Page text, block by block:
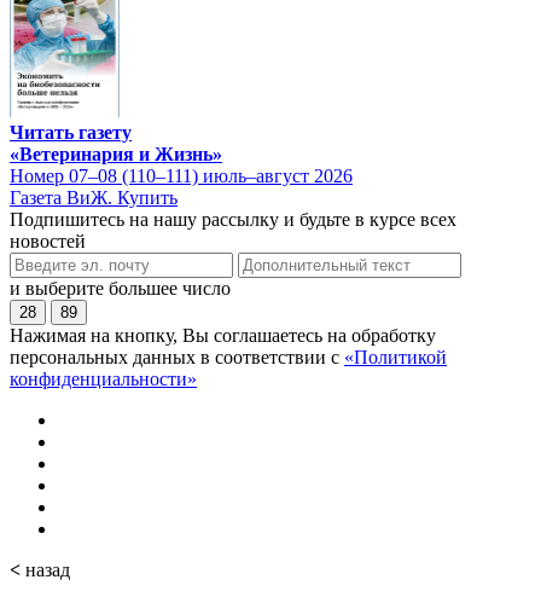
Читать газету
«Ветеринария и Жизнь»
Номер 07–08 (110–111) июль–август 2026
Газета ВиЖ. Купить
Подпишитесь на нашу рассылку и будьте в курсе всех
новостей
и выберите большее число
28 89
Нажимая на кнопку, Вы соглашаетесь на обработку
персональных данных в соответствии с «Политикой
конфиденциальности»
< назад